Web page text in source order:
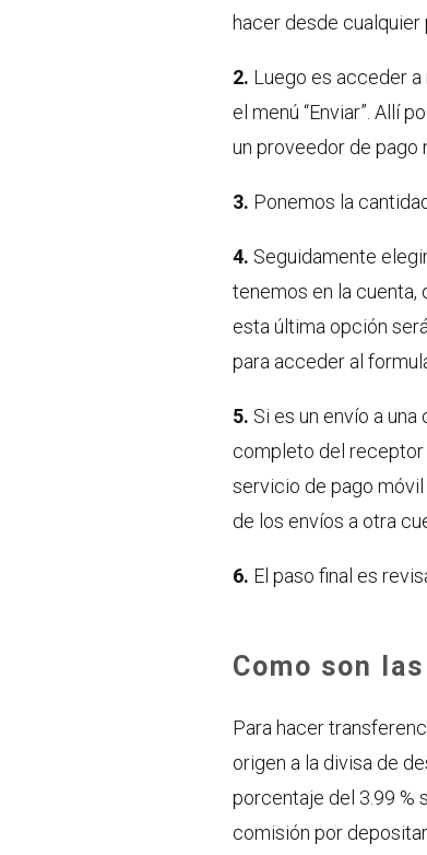
hacer desde cualquier
2. Luego es acceder a
el menú “Enviar”. Allí
un proveedor de pago
3. Ponemos la
4. Seguidamente
tenemos en la cuenta,
esta última opción
para acceder al
5. Si es un envío a
completo del receptor
servicio de pago
de los envíos a otra
6. El paso final es
Como son
Para hacer
origen a la divisa de
porcentaje del 3.99 %
comisión por